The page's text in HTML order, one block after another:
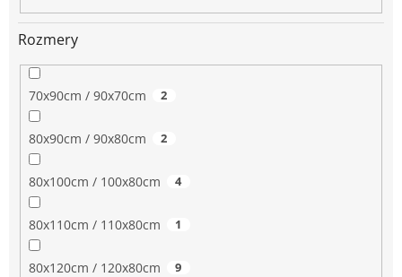
Rozmery
70x90cm / 90x70cm 2
80x90cm / 90x80cm 2
80x100cm / 100x80cm 4
80x110cm / 110x80cm 1
80x120cm / 120x80cm 9